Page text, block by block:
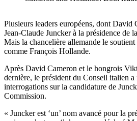
Plusieurs leaders européens, dont David
Jean-Claude Juncker à la présidence de
Mais la chancelière allemande le
comme François Hollande.
Après David Cameron et le hongrois
dernière, le président du Conseil italien
interrogations sur la candidature de
Commission.
« Juncker est ‘un’ nom avancé pour la